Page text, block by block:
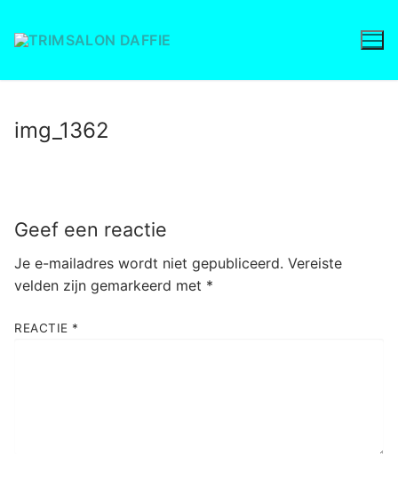
naar
inhoud
img_1362
Geef een reactie
Je e-mailadres wordt niet gepubliceerd. Vereiste
velden zijn gemarkeerd met *
REACTIE *